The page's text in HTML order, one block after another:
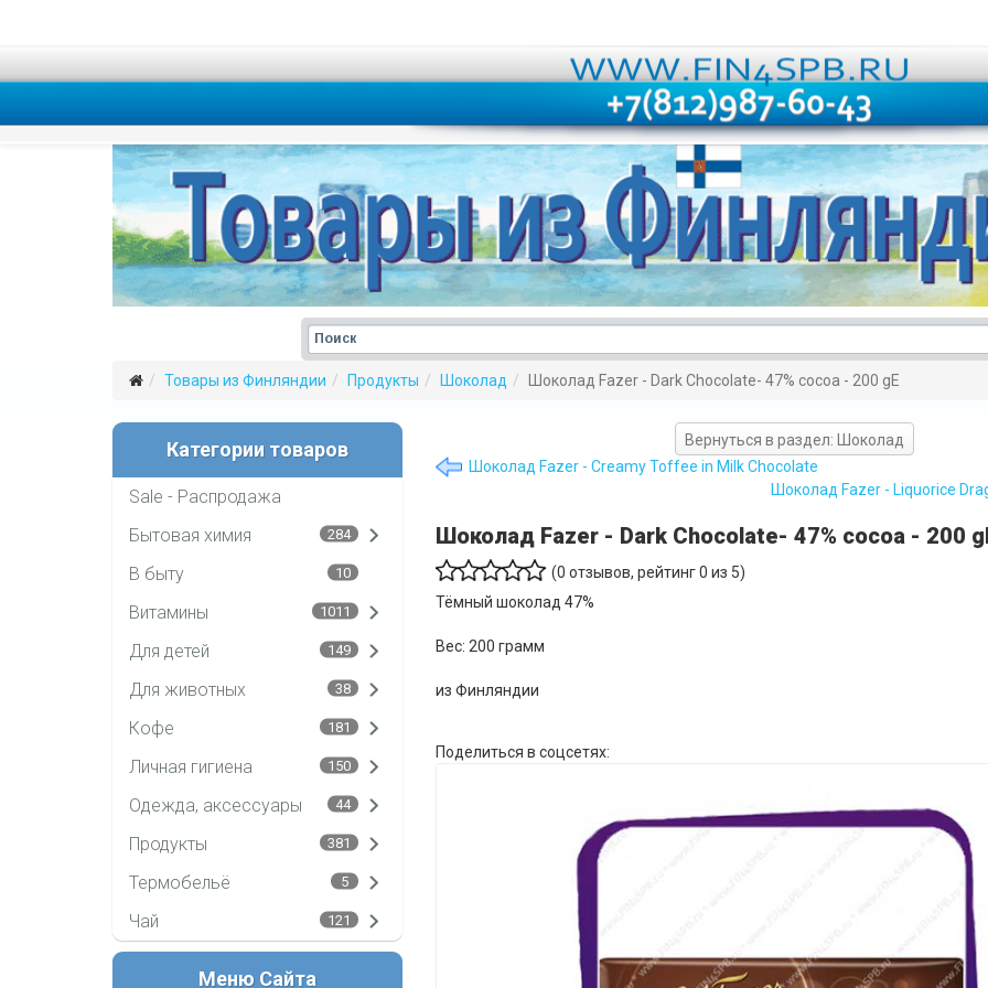
Товары из Финляндии Продукты Шоколад Шоколад Fazer - Dark Chocolate- 47% cocoa - 200 gE
Категории товаров
Sale - Распродажа
Бытовая химия
284
В быту 10
Витамины 1011
Для детей 149
Для животных 38
Кофе 181
Личная гигиена 150
Одежда, аксессуары 44
Продукты 381
Термобельё 5
Чай 121
Меню Сайта
Вернуться в раздел: Шоколад
Шоколад Fazer - Creamy Toffee in Milk Chocolate
Шоколад Fazer - Liquorice
Шоколад Fazer - Dark Chocolate- 47% cocoa - 200
(0 отзывов, рейтинг0 из 5)
Тёмный шоколад 47%
Вес: 200 грамм
из Финляндии
Поделиться в соцсетях: